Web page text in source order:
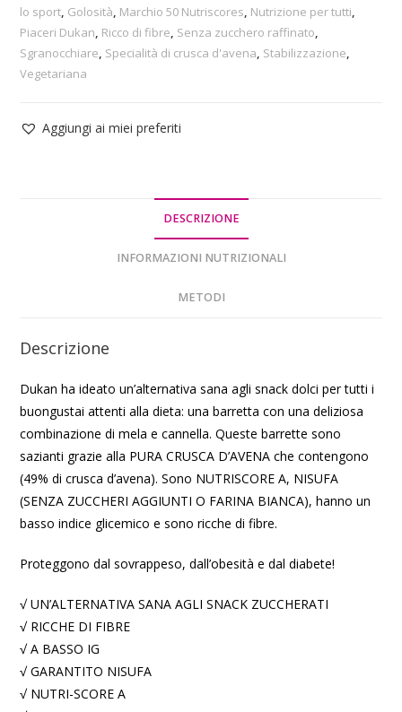
lo sport, Golosità, Marchio 50 Nutriscores, Nutrizione per tutti,
Piaceri Dukan, Ricco di fibre, Senza zucchero raffinato,
Sgranocchiare, Specialità di crusca d'avena, Stabilizzazione,
Vegetariana
Aggiungi ai miei preferiti
DESCRIZIONE
INFORMAZIONI NUTRIZIONALI
METODI
Descrizione
Dukan ha ideato un’alternativa sana agli snack dolci per tutti i
buongustai attenti alla dieta: una barretta con una deliziosa
combinazione di mela e cannella. Queste barrette sono
sazianti grazie alla PURA CRUSCA D’AVENA che contengono
(49% di crusca d’avena). Sono NUTRISCORE A, NISUFA
(SENZA ZUCCHERI AGGIUNTI O FARINA BIANCA), hanno un
basso indice glicemico e sono ricche di fibre.
Proteggono dal sovrappeso, dall’obesità e dal diabete!
√ UN’ALTERNATIVA SANA AGLI SNACK ZUCCHERATI
√ RICCHE DI FIBRE
√ A BASSO IG
√ GARANTITO NISUFA
√ NUTRI-SCORE A